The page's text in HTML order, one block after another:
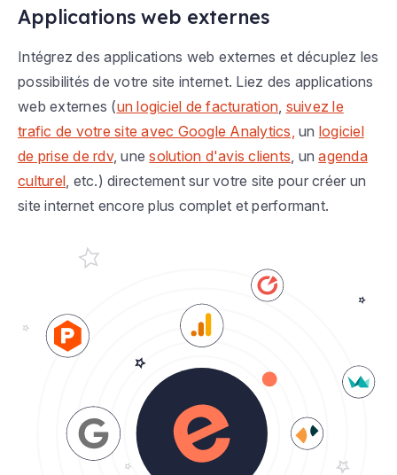
Applications web externes
Intégrez des applications web externes et décuplez les
possibilités de votre site internet. Liez des applications
web externes (un logiciel de facturation, suivez le
trafic de votre site avec Google Analytics, un logiciel
de prise de rdv, unesolution d'avis clients, unagenda
culturel, etc.) directement sur votre site pour créer un
site internet encore plus complet et performant.